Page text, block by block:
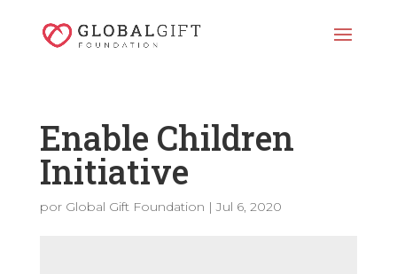
Enable Children
Initiative
por Global Gift Foundation |Jul 6, 2020